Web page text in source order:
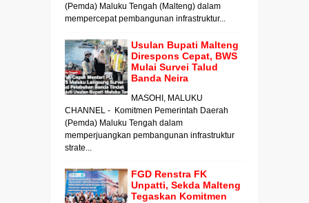
(Pemda) Maluku Tengah (Malteng) dalam
mempercepat pembangunan infrastruktur...
Usulan Bupati Malteng
Direspons Cepat, BWS
Mulai Survei Talud
Banda Neira
MASOHI, MALUKU
CHANNEL - Komitmen Pemerintah Daerah
(Pemda) Maluku Tengah dalam
memperjuangkan pembangunan infrastruktur
strate...
FGD Renstra FK
Unpatti, Sekda Malteng
Tegaskan Komitmen